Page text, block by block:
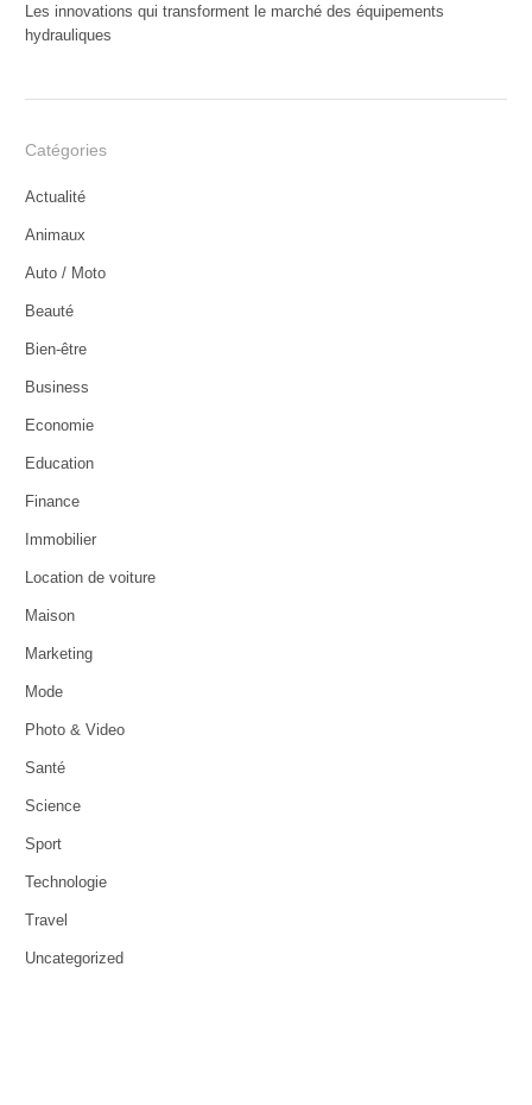
Les innovations qui transforment le marché des équipements
hydrauliques
Catégories
Actualité
Animaux
Auto / Moto
Beauté
Bien-être
Business
Economie
Education
Finance
Immobilier
Location de voiture
Maison
Marketing
Mode
Photo & Video
Santé
Science
Sport
Technologie
Travel
Uncategorized